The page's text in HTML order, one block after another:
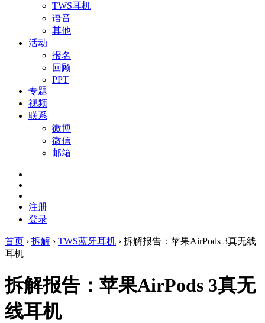
TWS耳机
语音
其他
活动
报名
回顾
PPT
专题
视频
联系
微博
微信
邮箱
注册
登录
首页 › 拆解 › TWS蓝牙耳机 › 拆解报告：苹果AirPods 3真无线
耳机
拆解报告：苹果AirPods 3真无
线耳机